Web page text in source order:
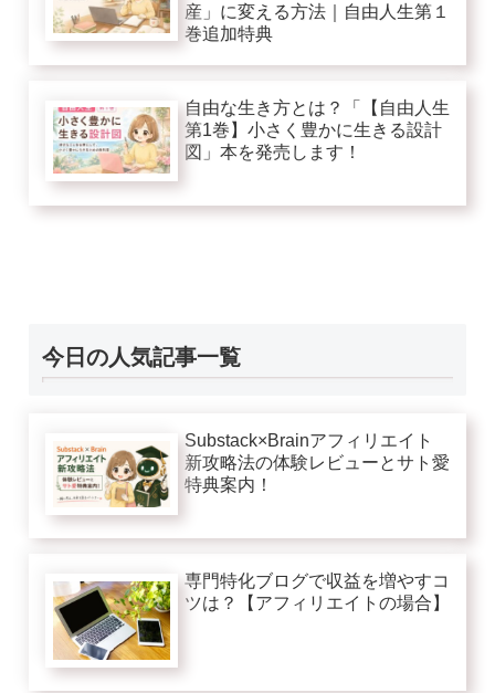
産」に変える方法｜自由人生第１
巻追加特典
自由な生き方とは？「【自由人生
第1巻】小さく豊かに生きる設計
図」本を発売します！
今日の人気記事一覧
Substack×Brainアフィリエイト
新攻略法の体験レビューとサト愛
特典案内！
専門特化ブログで収益を増やすコ
ツは？【アフィリエイトの場合】